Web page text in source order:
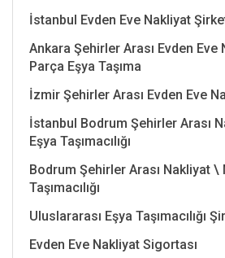
İstanbul Evden Eve Nakliyat
Ankara Şehirler Arası Evden Eve
Parça Eşya Taşıma
İzmir Şehirler Arası Evden Eve
İstanbul Bodrum Şehirler Arası
Eşya Taşımacılığı
Bodrum Şehirler Arası Nakliyat \
Taşımacılığı
Uluslararası Eşya Taşımacılığı
Evden Eve Nakliyat Sigortası